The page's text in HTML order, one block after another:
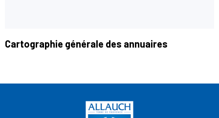
Cartographie générale des annuaires